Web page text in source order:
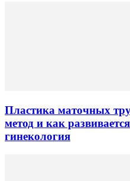
Пластика маточных
метод и как
гинекология